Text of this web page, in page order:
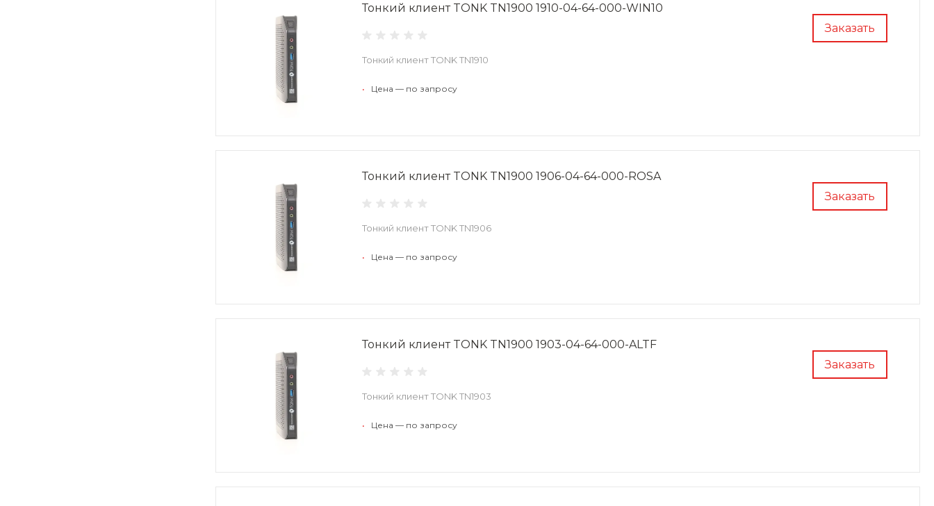
Заказать
Тонкий клиент TONK TN1900 1910-04-64-000-WIN10
Тонкий клиент TONK TN1910
• Цена — по запросу
Заказать
Тонкий клиент TONK TN1900 1906-04-64-000-ROSA
Тонкий клиент TONK TN1906
• Цена — по запросу
Заказать
Тонкий клиент TONK TN1900 1903-04-64-000-ALTF
Тонкий клиент TONK TN1903
• Цена — по запросу